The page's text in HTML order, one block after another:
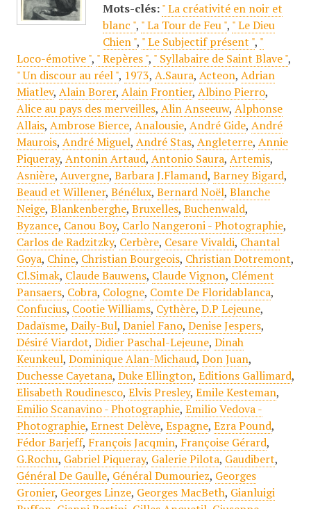
Mots-clés: " La créativité en noir et
blanc ", " La Tour de Feu ", " Le Dieu
Chien ", " Le Subjectif présent ", "
Loco-émotive ", " Repères ", " Syllabaire de Saint Blave ",
" Un discour au réel ", 1973, A.Saura, Acteon, Adrian
Miatlev, Alain Borer, Alain Frontier, Albino Pierro,
Alice au pays des merveilles, Alin Anseeuw, Alphonse
Allais, Ambrose Bierce, Analousie, André Gide, André
Maurois, André Miguel, André Stas, Angleterre, Annie
Piqueray, Antonin Artaud, Antonio Saura, Artemis,
Asnière, Auvergne, Barbara J.Flamand, Barney Bigard,
Beaud et Willener, Bénélux, Bernard Noël, Blanche
Neige, Blankenberghe, Bruxelles, Buchenwald,
Byzance, Canou Boy, Carlo Nangeroni - Photographie,
Carlos de Radzitzky, Cerbère, Cesare Vivaldi, Chantal
Goya, Chine, Christian Bourgeois, Christian Dotremont,
Cl.Simak, Claude Bauwens, Claude Vignon, Clément
Pansaers, Cobra, Cologne, Comte De Floridablanca,
Confucius, Cootie Williams, Cythère, D.P Lejeune,
Dadaïsme, Daily-Bul, Daniel Fano, Denise Jespers,
Désiré Viardot, Didier Paschal-Lejeune, Dinah
Keunkeul, Dominique Alan-Michaud, Don Juan,
Duchesse Cayetana, Duke Ellington, Editions Gallimard,
Elisabeth Roudinesco, Elvis Presley, Emile Kesteman,
Emilio Scanavino - Photographie, Emilio Vedova -
Photographie, Ernest Delève, Espagne, Ezra Pound,
Fédor Barjeff, François Jacqmin, Françoise Gérard,
G.Rochu, Gabriel Piqueray, Galerie Pilota, Gaudibert,
Général De Gaulle, Général Dumouriez, Georges
Gronier, Georges Linze, Georges MacBeth, Gianluigi